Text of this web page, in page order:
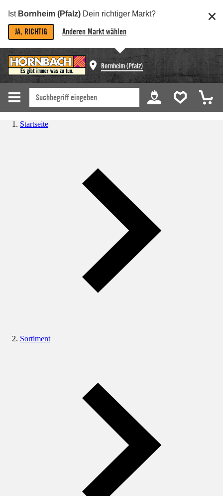
Ist Bornheim (Pfalz) Dein richtiger Markt?
JA, RICHTIG Anderen Markt wählen
Bornheim (Pfalz)
Startseite
Sortiment